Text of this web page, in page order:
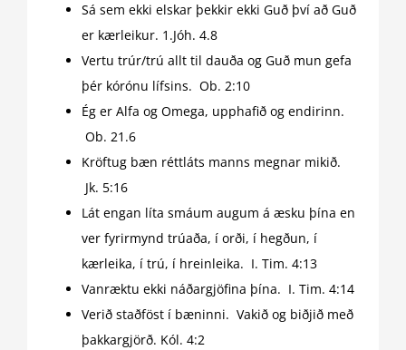
Sá sem ekki elskar þekkir ekki Guð því að Guð
er kærleikur. 1.Jóh. 4.8
Vertu trúr/trú allt til dauða og Guð mun gefa
þér kórónu lífsins. Ob. 2:10
Ég er Alfa og Omega, upphafið og endirinn.
Ob. 21.6
Kröftug bæn réttláts manns megnar mikið.
Jk. 5:16
Lát engan líta smáum augum á æsku þína en
ver fyrirmynd trúaða, í orði, í hegðun, í
kærleika, í trú, í hreinleika. I. Tim. 4:13
Vanræktu ekki náðargjöfina þína. I. Tim. 4:14
Verið staðföst í bæninni. Vakið og biðjið með
þakkargjörð. Kól. 4:2